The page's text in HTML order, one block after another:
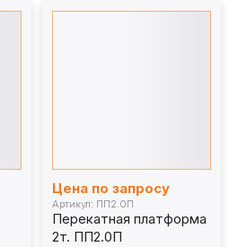
Цена по запросу
Артикул: ПП2.0П
Перекатная платформа
2т. ПП2.0П